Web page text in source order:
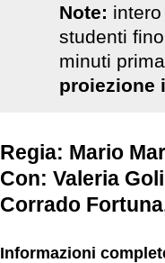
Note:
studenti
minuti
proiezione
Regia: Mario
Con: Valeria
Corrado
Informazioni